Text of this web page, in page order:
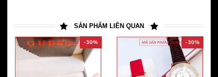
SẢN PHẨM LIÊN QUAN
-30% -30%